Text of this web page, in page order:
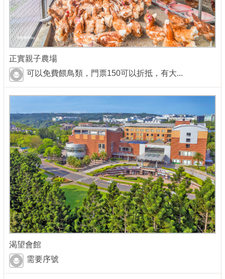
正實親子農場
可以免費餵鳥類，門票150可以折抵，有大...
渴望會館
需要序號